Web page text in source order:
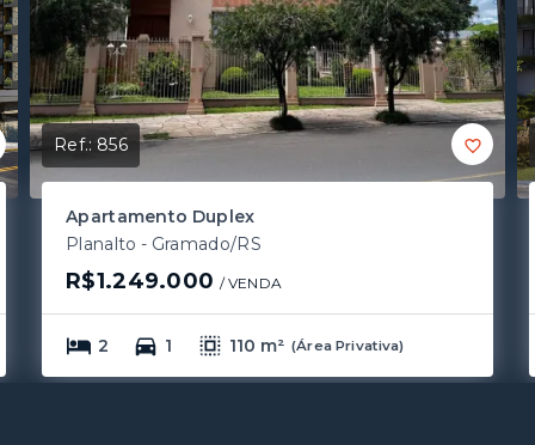
Ref.: 856
Apartamento Duplex
Planalto - Gramado/RS
R$1.249.000 / VENDA
2 1 110 m² (Área Privativa)